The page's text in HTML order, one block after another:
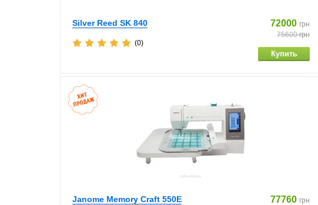
Silver Reed SK 840 72000 грн
75600грн
(0)
Janome Memory Craft 550E 77760 грн